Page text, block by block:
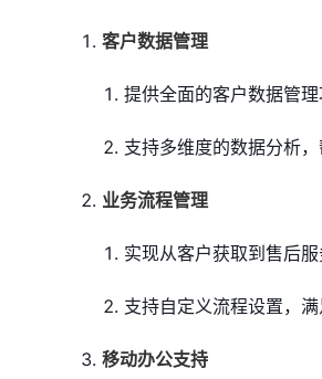
客户数据管理
提供全面的客户数据管
支持多维度的数据分析
业务流程管理
实现从客户获取到售后
支持自定义流程设置，
移动办公支持